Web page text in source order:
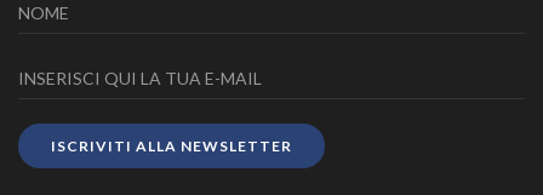
ISCRIVITI ALLA NEWSLETTER